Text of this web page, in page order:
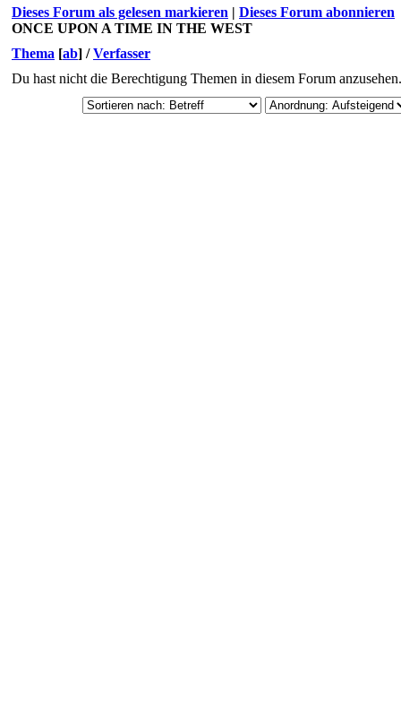
Dieses Forum als gelesen markieren | Dieses Forum abonnieren
ONCE UPON A TIME IN THE WEST
Thema [ab] /Verfasser
Du hast nicht die Berechtigung Themen in diesem Forum anzusehen.